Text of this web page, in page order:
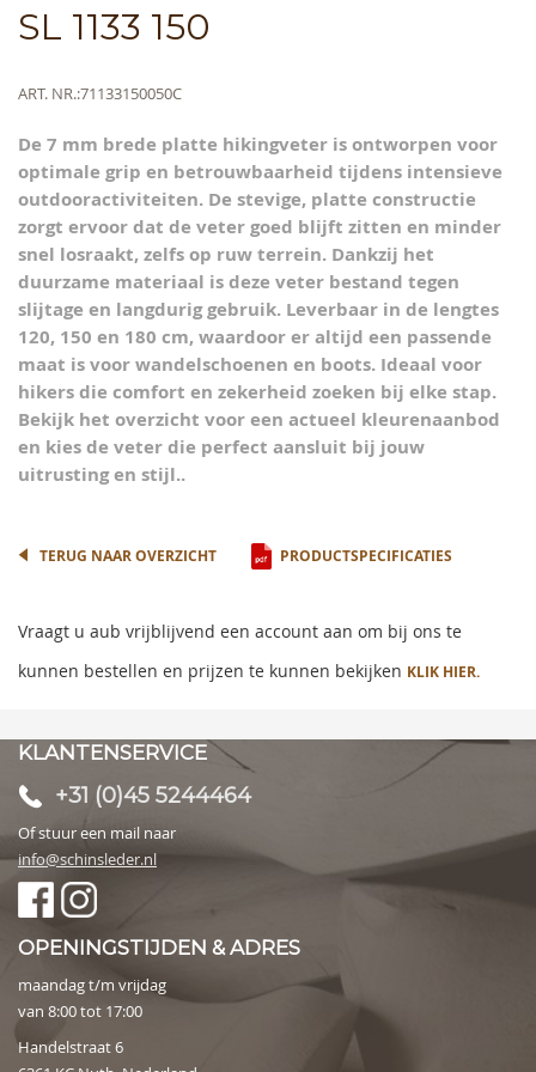
SL 1133 150
Meer
ART. NR.71133150050C
De 7 mm brede platte hikingveter is ontworpen voor
optimale grip en betrouwbaarheid tijdens intensieve
outdooractiviteiten. De stevige, platte constructie
zorgt ervoor dat de veter goed blijft zitten en minder
snel losraakt, zelfs op ruw terrein. Dankzij het
duurzame materiaal is deze veter bestand tegen
slijtage en langdurig gebruik. Leverbaar in de lengtes
120, 150 en 180 cm, waardoor er altijd een passende
maat is voor wandelschoenen en boots. Ideaal voor
hikers die comfort en zekerheid zoeken bij elke stap.
Bekijk het overzicht voor een actueel kleurenaanbod
en kies de veter die perfect aansluit bij jouw
uitrusting en stijl..
images
gallery
TERUG NAAR OVERZICHT PRODUCTSPECIFICATIES
Vraagt u aub vrijblijvend een account aan om bij ons te
kunnen bestellen en prijzen te kunnen bekijken KLIK HIER.
KLANTENSERVICE
+31 (0)45 5244464
Of stuur een mail naar
info@schinsleder.nl
OPENINGSTIJDEN & ADRES
maandag t/m vrijdag
van 8:00 tot 17:00
Handelstraat 6